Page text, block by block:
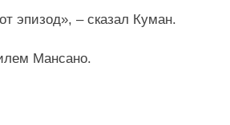
эпизод», – сказал Куман.
Мансано.